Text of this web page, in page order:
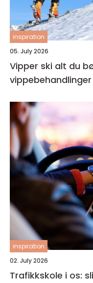
inspiration
05. July 2026
Vipper ski alt du bør vite om
vippebehandlinger
inspiration
02. July 2026
Trafikkskole i os: